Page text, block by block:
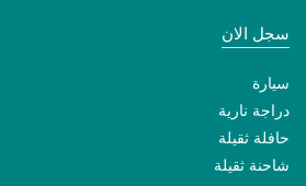
سجل الان
سيارة
دراجة نارية
حافلة ثقيلة
شاحنة ثقيلة